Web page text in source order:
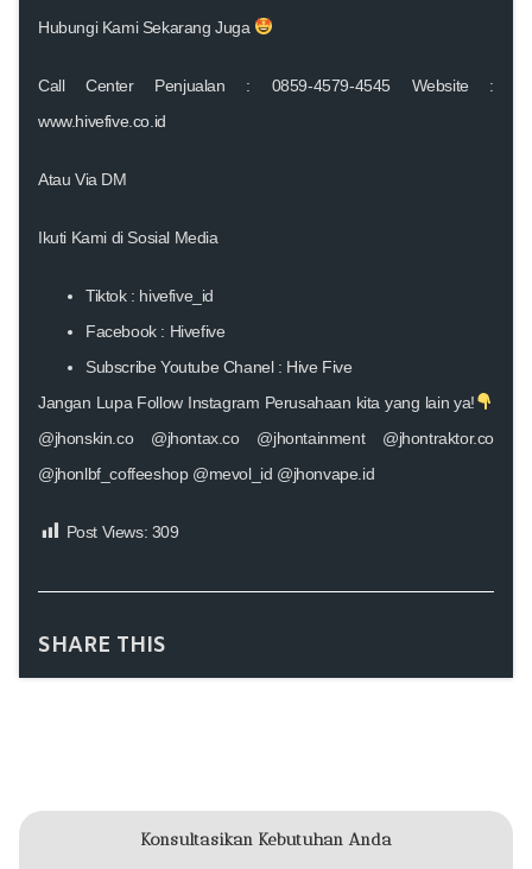
Hubungi Kami Sekarang Juga
Call Center Penjualan : 0859-4579-4545 Website :
www.hivefive.co.id
Atau Via DM
Ikuti Kami di Sosial Media
Tiktok : hivefive_id
Facebook : Hivefive
Subscribe Youtube Chanel : Hive Five
Jangan Lupa Follow Instagram Perusahaan kita yang lain ya!
@jhonskin.co @jhontax.co @jhontainment @jhontraktor.co
@jhonlbf_coffeeshop @mevol_id @jhonvape.id
Post Views: 309
SHARE THIS
Konsultasikan Kebutuhan Anda